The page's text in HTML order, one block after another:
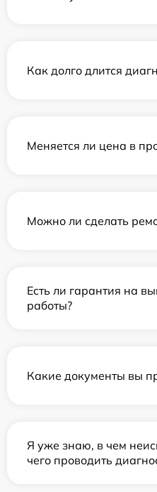
Как долго длится
Меняется ли цена в
Можно ли сделать
Есть ли гарантия на
работы?
Какие документы вы
Я уже знаю, в чем
чего проводить